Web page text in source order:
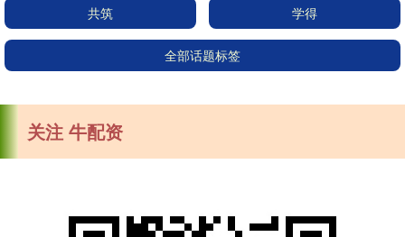
共筑 学得
全部话题标签
关注 牛配资